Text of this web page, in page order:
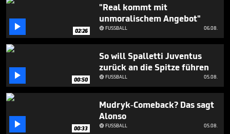
seconds
 02:26
"Real kommt mit
unmoralischem Angebot"
FUSSBALL 06.08.
 00:50
So will Spalletti Juventus
zurück an die Spitze führen
FUSSBALL 05.08.
 00:33
Mudryk-Comeback? Das sagt
Alonso
FUSSBALL 05.08.